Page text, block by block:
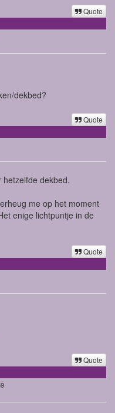
Quote
dekbed?
Quote
dekbed.
me op het moment
enige lichtpuntje in de
Quote
Quote